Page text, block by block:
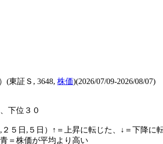
）(東証Ｓ, 3648, 株価)(2026/07/09-2026/08/07)
下位３０
５日,５日）↑＝上昇に転じた、↓＝下降に
＝株価が平均より高い